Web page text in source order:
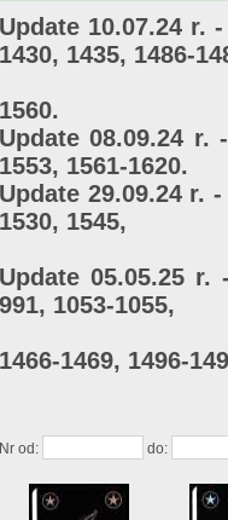
Update 10.07.24 r.
1430, 1435, 1486-
1560.
Update 08.09.24 r.
1553, 1561-1620.
Update 29.09.24 r.
1530, 1545,
Update 05.05.25 r.
991, 1053-1055,
1466-1469, 1496-
Nr od: do: